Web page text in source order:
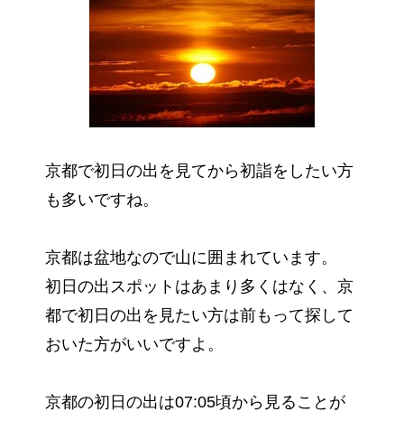
京都で初日の出を見てから初詣をしたい方
も多いですね。
京都は盆地なので山に囲まれています。
初日の出スポットはあまり多くはなく、京
都で初日の出を見たい方は前もって探して
おいた方がいいですよ。
京都の初日の出は07:05頃から見ることが